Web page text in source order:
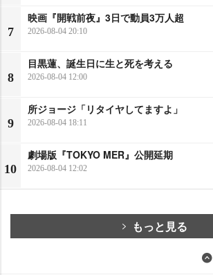
7
映画『開戦前夜』3日で動員3万人超
2026-08-04 20:10
8
目黒蓮、誕生日に生と死を考える
2026-08-04 12:00
9
所ジョージ「リタイヤしてますよ」
2026-08-04 18:11
10
劇場版『TOKYO MER』公開延期
2026-08-04 12:02
もっと見る